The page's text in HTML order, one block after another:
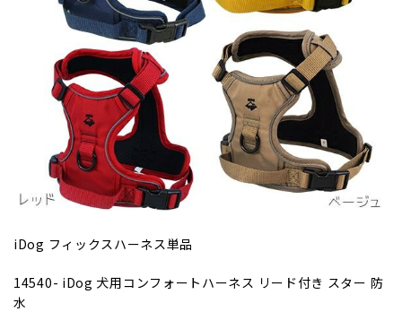
iDog フィックスハーネス単品
14540- iDog 犬用コンフォートハーネス リード付き スター 防
水